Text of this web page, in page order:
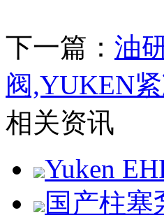
下一篇： 油
阀,YUKEN
相关资讯
Yuken
国产柱塞